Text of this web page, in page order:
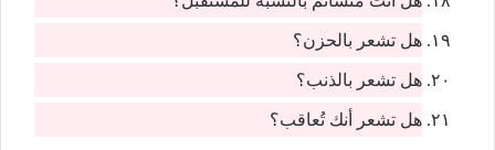
هل تشعر بالحزن؟
هل تشعر بالذنب؟
هل تشعر أنك تُعاقب؟